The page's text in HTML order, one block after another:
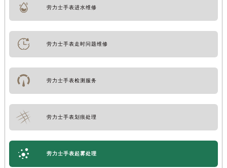
劳力士手表进水维修
劳力士手表走时问题维修
劳力士手表检测服务
劳力士手表划痕处理
劳力士手表起雾处理